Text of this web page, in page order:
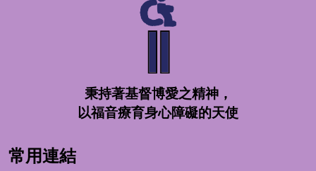
秉持著基督博愛之精神，
以福音療育身心障礙的天使
常用連結